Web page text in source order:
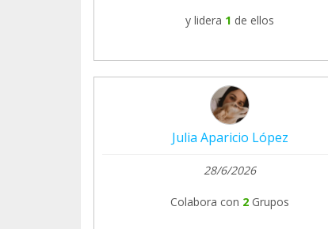
y lidera 1 de ellos
Julia Aparicio López
28/6/2026
Colabora con 2 Grupos